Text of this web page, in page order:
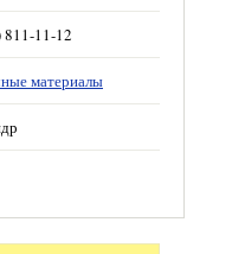
811-11-12
материалы